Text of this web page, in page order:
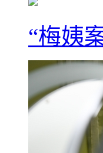
“梅姨